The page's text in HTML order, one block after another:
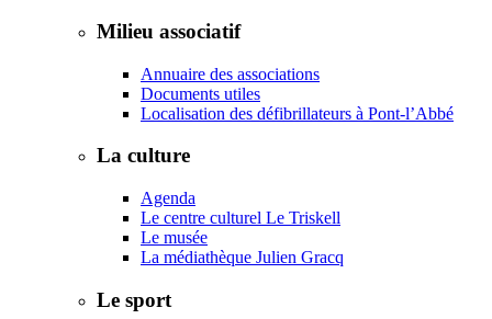
Milieu associatif
Annuaire des associations
Documents utiles
Localisation des défibrillateurs à Pont-l’Abbé
La culture
Agenda
Le centre culturel Le Triskell
Le musée
La médiathèque Julien Gracq
Le sport